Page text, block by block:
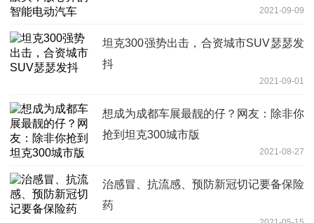
2021-09-09
坦克300强势出击，合资城市SUV瑟瑟发
抖
2021-09-01
想成为成都车展最靓的仔？网友：除非你
抢到坦克300城市版
2021-08-27
治感冒、抗流感、预防新冠切记要备保险
药